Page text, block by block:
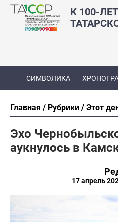
К 100-
СИМВОЛИКА
Главная Рубрики Этот
Эхо
аукнулось в
17 апрель